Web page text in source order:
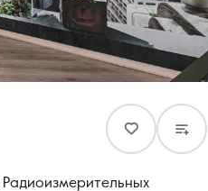
Контакты
Радиоизмерительных